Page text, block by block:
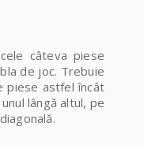
câteva piese
de joc. Trebuie
piese astfel încât
lângă altul, pe